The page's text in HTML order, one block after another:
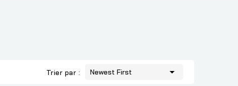
Trier par : Newest First 